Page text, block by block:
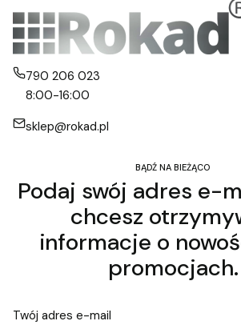
790 206 023
8:00-16:00
sklep@rokad.pl
BĄDŹ NA BIEŻĄCO
Podaj swój adres e-
chcesz
informacje o
promocjach.
Twój adres e-mail